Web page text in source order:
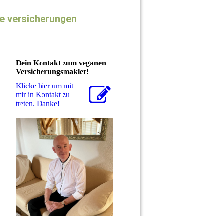
versicherungen
Dein Kontakt zum veganen
Versicherungsmakler!
Klicke hier um mit
mir in Kontakt zu
treten. Danke!